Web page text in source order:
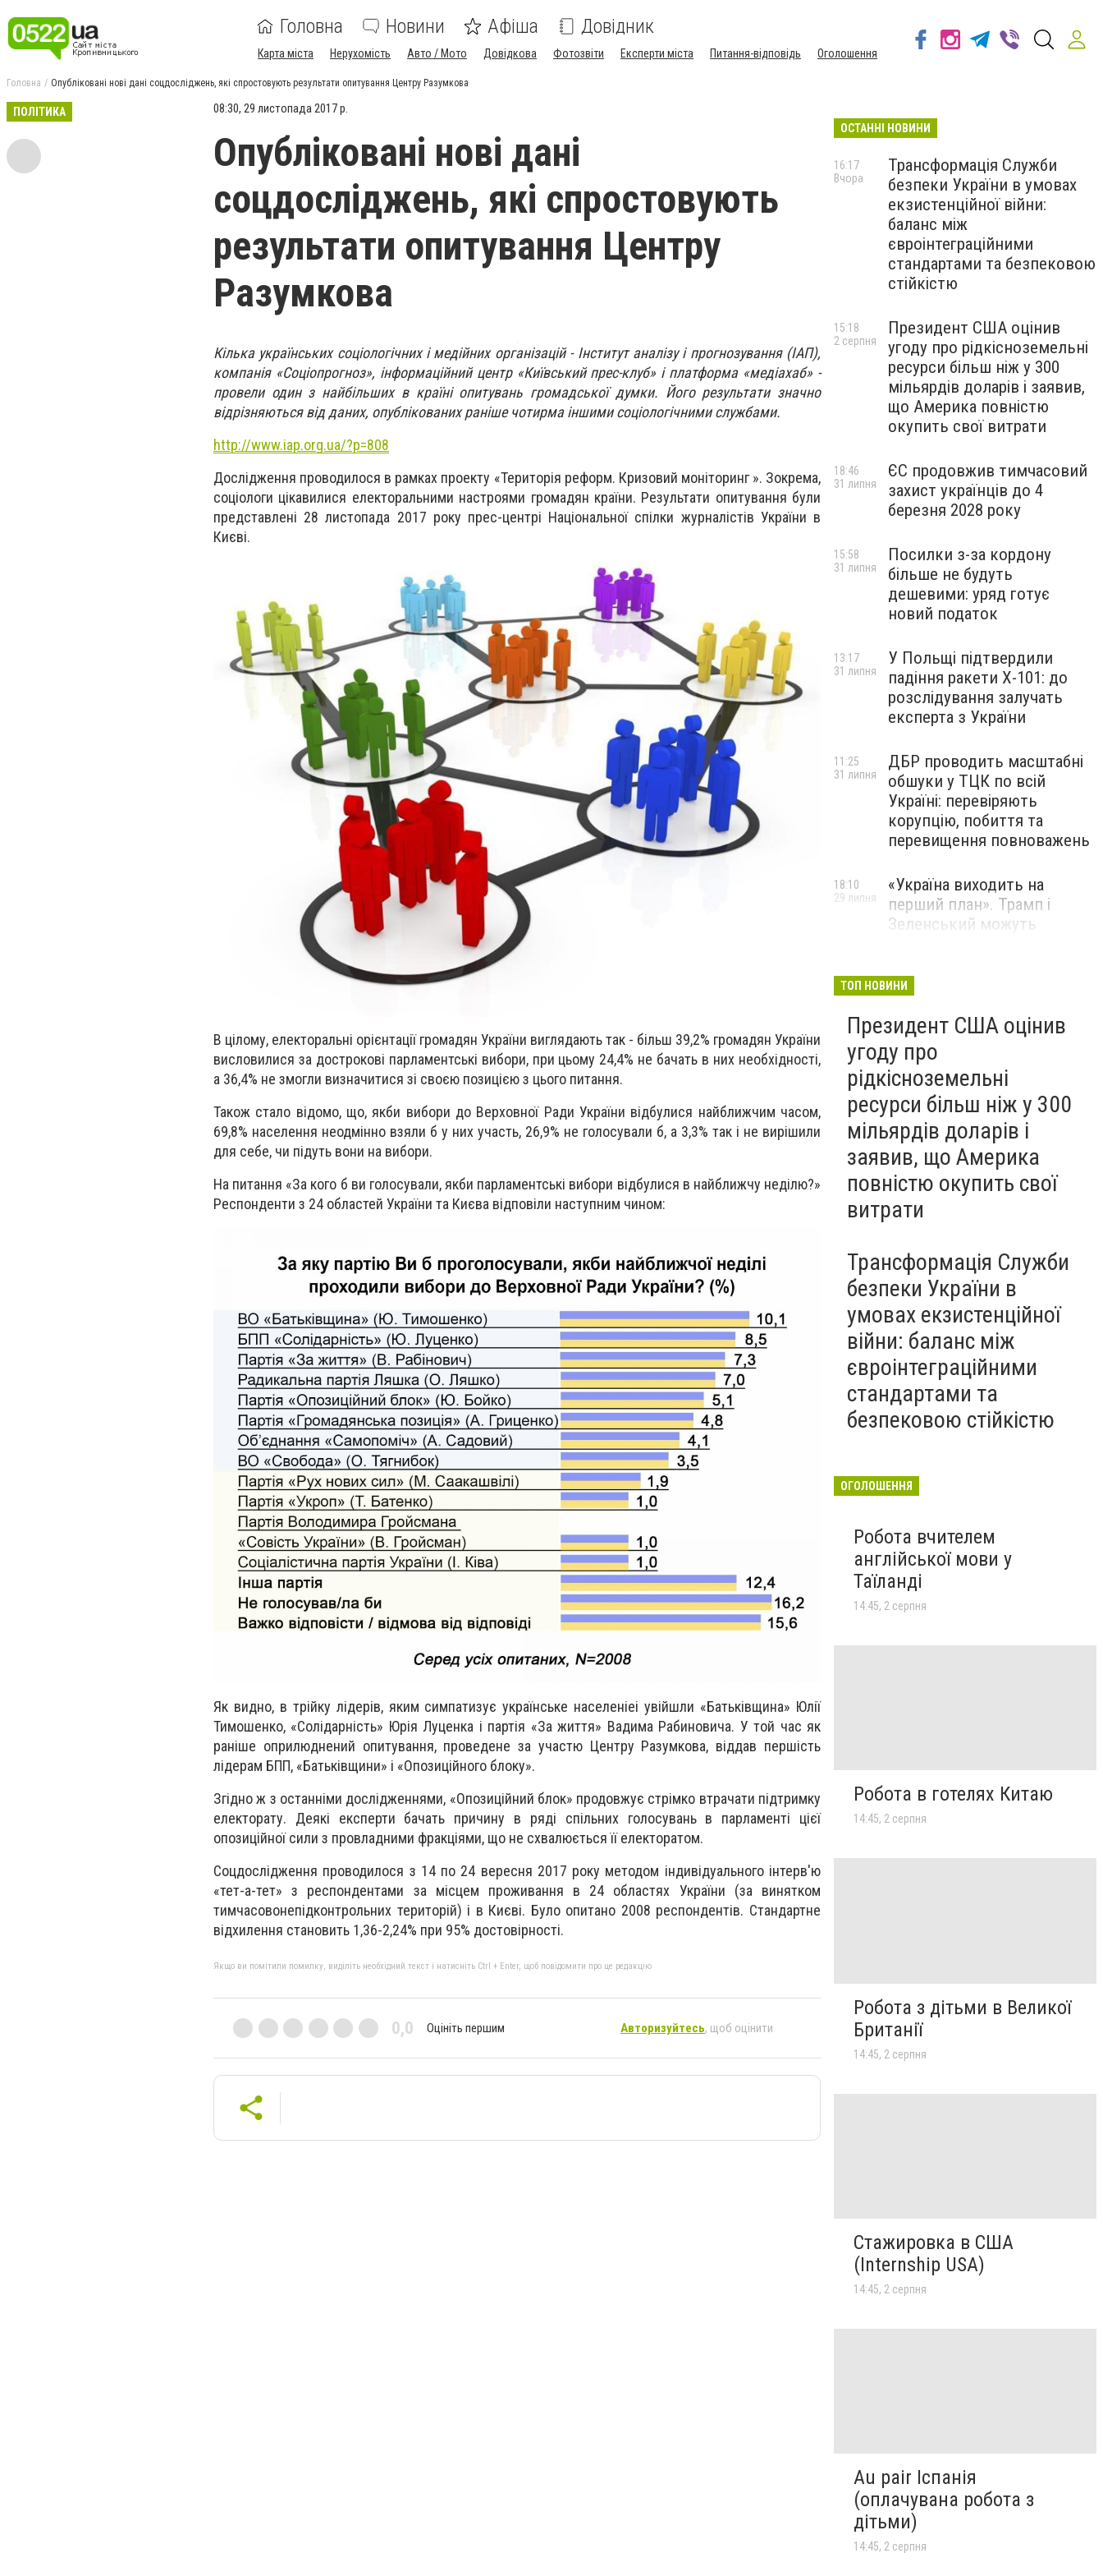
Головна Новини Афіша Довідник
Карта міста Нерухомість Авто / Мото Довідкова Фотозвіти Експерти міста Питання-відповідь Оголошення
Головна Опубліковані нові дані соцдосліджень, які спростовують результати опитування Центру Разумкова
ПОЛІТИКА 08:30, 29 листопада 2017 р.
Опубліковані нові дані
соцдосліджень, які спростовують
результати опитування Центру
Разумкова
Кілька українських соціологічних і медійних організацій - Інститут аналізу і прогнозування (ІАП),
компанія «Соціопрогноз», інформаційний центр «Київський прес-клуб» і платформа «медіахаб» -
провели один з найбільших в країні опитувань громадської думки. Його результати значно
відрізняються від даних, опублікованих раніше чотирма іншими соціологічними службами.
http://www.iap.org.ua/?p=808
Дослідження проводилося в рамках проекту «Територія реформ. Кризовий моніторинг ». Зокрема,
соціологи цікавилися електоральними настроями громадян країни. Результати опитування були
представлені 28 листопада 2017 року прес-центрі Національної спілки журналістів України в
Києві.
В цілому, електоральні орієнтації громадян України виглядають так - більш 39,2% громадян України
висловилися за дострокові парламентські вибори, при цьому 24,4% не бачать в них необхідності,
а 36,4% не змогли визначитися зі своєю позицією з цього питання.
Також стало відомо, що, якби вибори до Верховної Ради України відбулися найближчим часом,
69,8% населення неодмінно взяли б у них участь, 26,9% не голосували б, а 3,3% так і не вирішили
для себе, чи підуть вони на вибори.
На питання «За кого б ви голосували, якби парламентські вибори відбулися в найближчу неділю?»
Респонденти з 24 областей України та Києва відповіли наступним чином:
Як видно, в трійку лідерів, яким симпатизує українське населеніеі увійшли «Батьківщина» Юлії
Тимошенко, «Солідарність» Юрія Луценка і партія «За життя» Вадима Рабиновича. У той час як
раніше оприлюднений опитування, проведене за участю Центру Разумкова, віддав першість
лідерам БПП, «Батьківщини» і «Опозиційного блоку».
Згідно ж з останніми дослідженнями, «Опозиційний блок» продовжує стрімко втрачати підтримку
електорату. Деякі експерти бачать причину в ряді спільних голосувань в парламенті цієї
опозиційної сили з провладними фракціями, що не схвалюється її електоратом.
Соцдослідження проводилося з 14 по 24 вересня 2017 року методом індивідуального інтерв'ю
«тет-а-тет» з респондентами за місцем проживання в 24 областях України (за винятком
тимчасовонепідконтрольних територій) і в Києві. Було опитано 2008 респондентів. Стандартне
відхилення становить 1,36-2,24% при 95% достовірності.
Якщо ви помітили помилку, виділіть необхідний текст і натисніть Ctrl + Enter, щоб повідомити про це редакцію
0,0 Оцініть першим Авторизуйтесь, щоб оцінити
ОСТАННІ НОВИНИ
Трансформація Служби
безпеки України в умовах
екзистенційної війни:
баланс між
євроінтеграційними
стандартами та безпековою
стійкістю
16:17
Вчора
Президент США оцінив
угоду про рідкісноземельні
ресурси більш ніж у 300
мільярдів доларів і заявив,
що Америка повністю
окупить свої витрати
15:18
2 серпня
ЄС продовжив тимчасовий
захист українців до 4
березня 2028 року
18:46
31 липня
Посилки з-за кордону
більше не будуть
дешевими: уряд готує
новий податок
15:58
31 липня
У Польщі підтвердили
падіння ракети Х-101: до
розслідування залучать
експерта з України
13:17
31 липня
ДБР проводить масштабні
обшуки у ТЦК по всій
Україні: перевіряють
корупцію, побиття та
перевищення повноважень
11:25
31 липня
«Україна виходить на
перший план». Трамп і
Зеленський можуть
18:10
29 липня
навчання зі зміцнення
доброчесності й
ефективного урядування
29 липня
ТОП НОВИНИ
Президент США оцінив
угоду про
рідкісноземельні
ресурси більш ніж у 300
мільярдів доларів і
заявив, що Америка
повністю окупить свої
витрати
Трансформація Служби
безпеки України в
умовах екзистенційної
війни: баланс між
євроінтеграційними
стандартами та
безпековою стійкістю
ОГОЛОШЕННЯ
Робота вчителем
англійської мови у
Таїланді
14:45, 2 серпня
Робота в готелях Китаю
14:45, 2 серпня
Робота з дітьми в Великої
Британії
14:45, 2 серпня
Стажировка в США
(Internship USA)
14:45, 2 серпня
Au pair Іспанія
(оплачувана робота з
дітьми)
14:45, 2 серпня